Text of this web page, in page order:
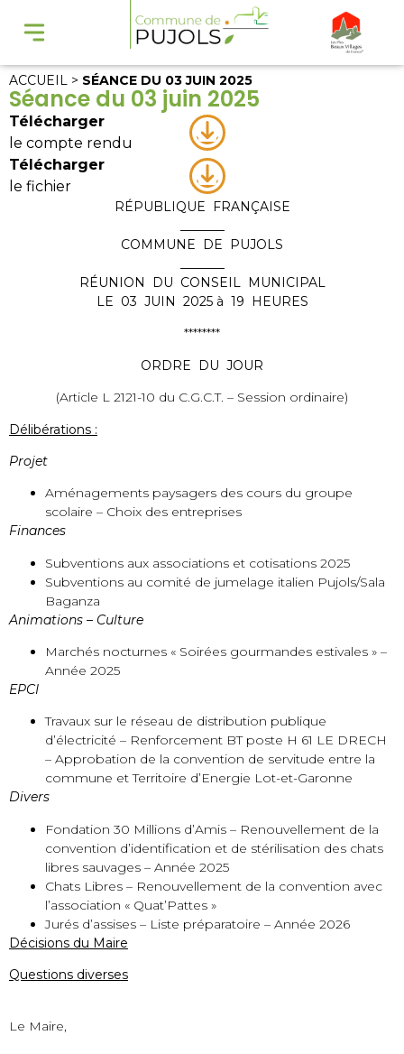
ACCUEIL > SÉANCE DU 03 JUIN 2025
Séance du 03 juin 2025
Télécharger
le compte rendu
Télécharger
le fichier
RÉPUBLIQUE FRANÇAISE
COMMUNE DE PUJOLS
RÉUNION DU CONSEIL MUNICIPAL
LE 03 JUIN 2025 à 19 HEURES
********
ORDRE DU JOUR
(Article L 2121-10 du C.G.C.T. – Session ordinaire)
Délibérations :
Projet
Aménagements paysagers des cours du groupe
scolaire – Choix des entreprises
Finances
Subventions aux associations et cotisations 2025
Subventions au comité de jumelage italien Pujols/Sala
Baganza
Animations – Culture
Marchés nocturnes « Soirées gourmandes estivales » –
Année 2025
EPCI
Travaux sur le réseau de distribution publique
d’électricité – Renforcement BT poste H 61 LE DRECH
– Approbation de la convention de servitude entre la
commune et Territoire d’Energie Lot-et-Garonne
Divers
Fondation 30 Millions d’Amis – Renouvellement de la
convention d’identification et de stérilisation des chats
libres sauvages – Année 2025
Chats Libres – Renouvellement de la convention avec
l’association « Quat’Pattes »
Jurés d’assises – Liste préparatoire – Année 2026
Décisions du Maire
Questions diverses
Le Maire,